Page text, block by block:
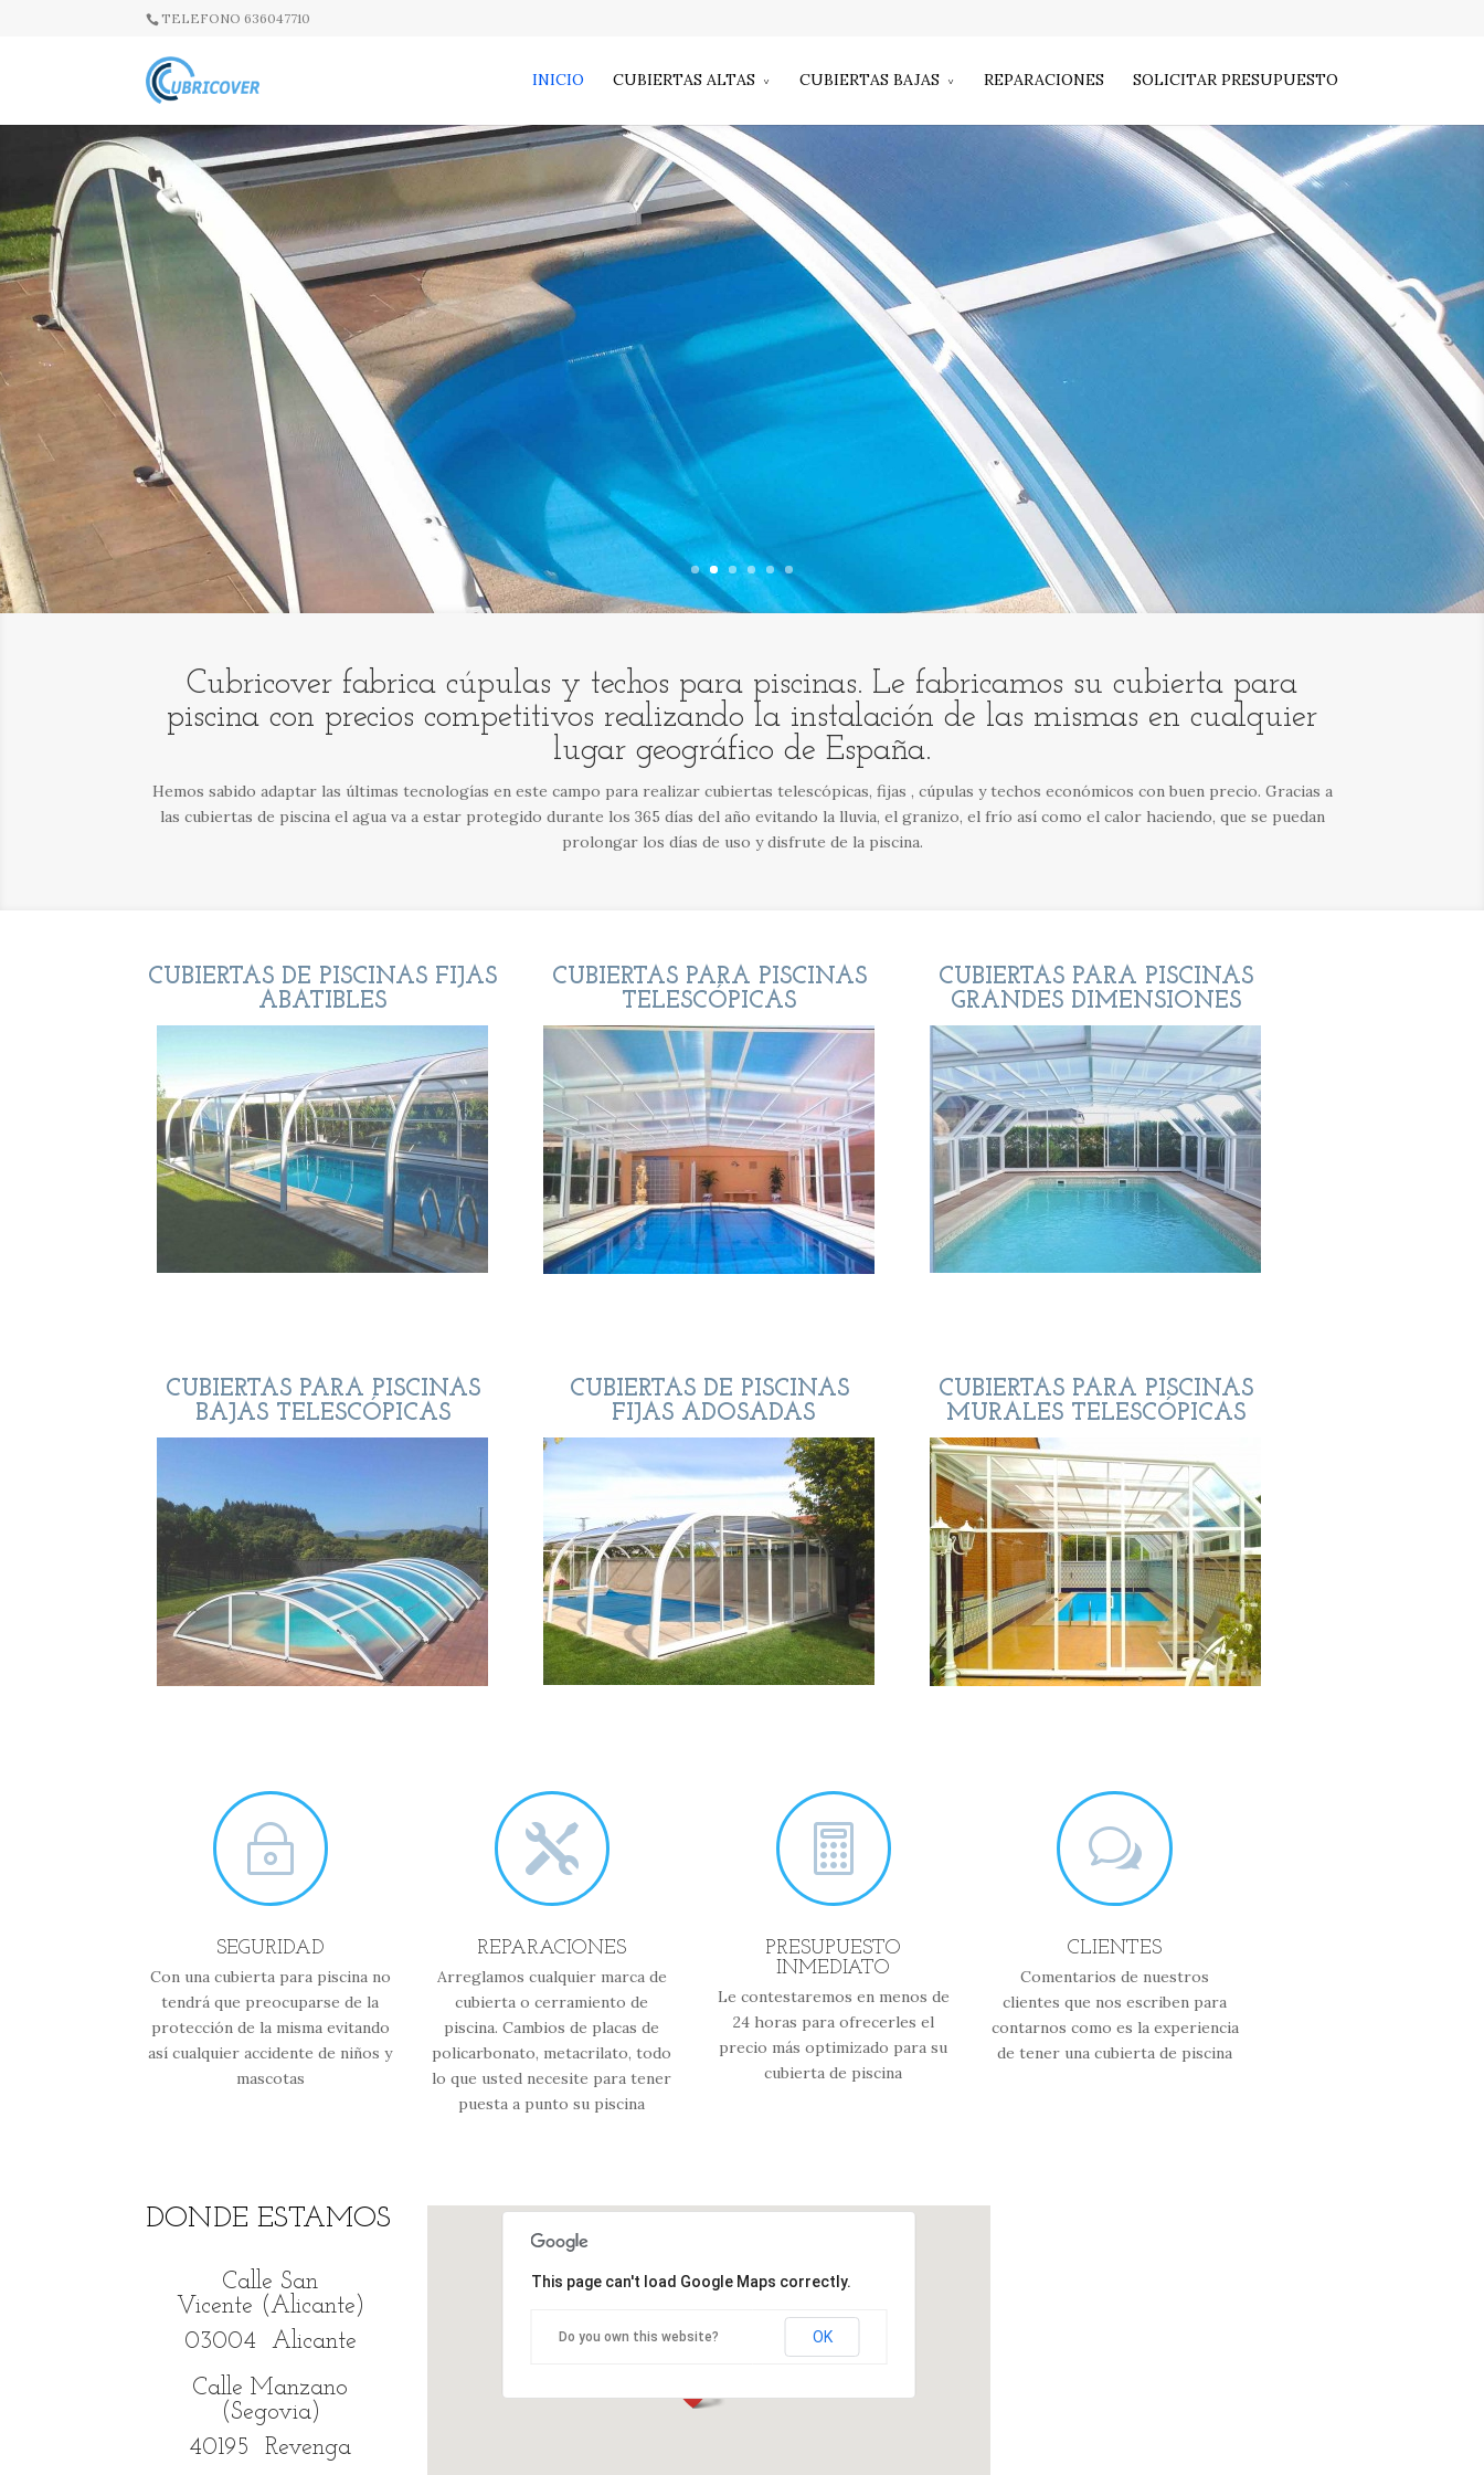
TELEFONO 636047710
INICIO CUBIERTAS ALTAS CUBIERTAS BAJAS REPARACIONES SOLICITAR PRESUPUESTO
Cubricover fabrica cúpulas y techos para piscinas. Le fabricamos su cubierta para
piscina con precios competitivos realizando la instalación de las mismas en cualquier
lugar geográfico de España.
Hemos sabido adaptar las últimas tecnologías en este campo para realizar cubiertas telescópicas, fijas , cúpulas y techos económicos con buen precio. Gracias a
las cubiertas de piscina el agua va a estar protegido durante los 365 días del año evitando la lluvia, el granizo, el frío así como el calor haciendo, que se puedan
prolongar los días de uso y disfrute de la piscina.
CUBIERTAS DE PISCINAS FIJAS
ABATIBLES
CUBIERTAS PARA PISCINAS
TELESCÓPICAS
CUBIERTAS PARA PISCINAS
GRANDES DIMENSIONES
CUBIERTAS PARA PISCINAS
BAJAS TELESCÓPICAS
CUBIERTAS DE PISCINAS
FIJAS ADOSADAS
CUBIERTAS PARA PISCINAS
MURALES TELESCÓPICAS
~
SEGURIDAD
Con una cubierta para piscina no
tendrá que preocuparse de la
protección de la misma evitando
así cualquier accidente de niños y
mascotas

REPARACIONES
Arreglamos cualquier marca de
cubierta o cerramiento de
piscina. Cambios de placas de
policarbonato, metacrilato, todo
lo que usted necesite para tener
puesta a punto su piscina

PRESUPUESTO
INMEDIATO
Le contestaremos en menos de
24 horas para ofrecerles el
precio más optimizado para su
cubierta de piscina
w
CLIENTES
Comentarios de nuestros
clientes que nos escriben para
contarnos como es la experiencia
de tener una cubierta de piscina
DONDE ESTAMOS
Calle San
Vicente (Alicante)
03004 Alicante
Calle Manzano
(Segovia)
40195 Revenga
This page can't load Google Maps correctly.
Do you own this website? OK